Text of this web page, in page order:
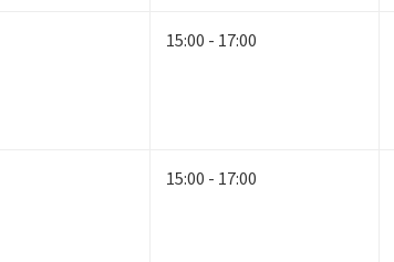
15:00 - 17:00
15:00 - 17:00